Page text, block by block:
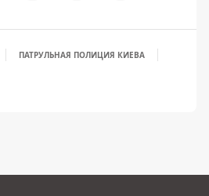
ПАТРУЛЬНАЯ ПОЛИЦИЯ КИЕВА